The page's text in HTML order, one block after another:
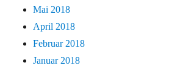
Mai 2018
April 2018
Februar 2018
Januar 2018